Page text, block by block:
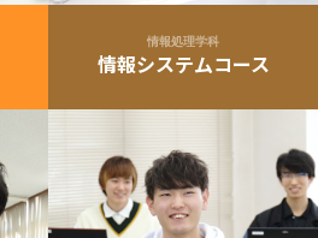
情報処理学科
情報システムコース